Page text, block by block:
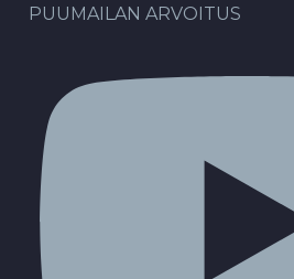
PUUMAILAN ARVOITUS